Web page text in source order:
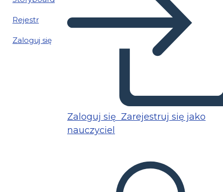
Rejestr
Zaloguj się
Zaloguj się Zarejestruj się jako
nauczyciel